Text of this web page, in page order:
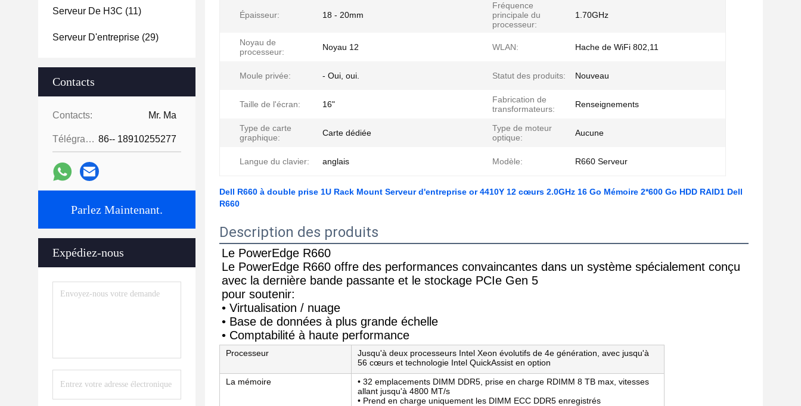
Serveur De H3C (11)
Serveur D'entreprise (29)
Contacts
Contacts: Mr. Ma
Télégramme: 86-- 18910255277
Parlez Maintenant.
Expédiez-nous
Épaisseur: 18 - 20mm
Fréquence
principale du
processeur:
1.70GHz
Noyau de
processeur:
Noyau 12 WLAN: Hache de WiFi 802,11
Moule privée: - Oui, oui. Statut des produits: Nouveau
Taille de l'écran: 16"
Fabrication de
transformateurs:
Renseignements
Type de carte
graphique:
Carte dédiée
Type de moteur
optique:
Aucune
Langue du clavier: anglais Modèle: R660 Serveur
Dell R660 à double prise 1U Rack Mount Serveur d'entreprise or 4410Y 12 cœurs 2.0GHz 16 Go Mémoire 2*600 Go HDD RAID1 Dell
R660
Description des produits
Le PowerEdge R660
Le PowerEdge R660 offre des performances convaincantes dans un système spécialement conçu
avec la dernière bande passante et le stockage PCIe Gen 5
pour soutenir:
• Virtualisation / nuage
• Base de données à plus grande échelle
• Comptabilité à haute performance
Processeur
Jusqu'à deux processeurs Intel Xeon évolutifs de 4e génération, avec jusqu'à
56 cœurs et technologie Intel QuickAssist en option
La mémoire
• 32 emplacements DIMM DDR5, prise en charge RDIMM 8 TB max, vitesses
allant jusqu'à 4800 MT/s
• Prend en charge uniquement les DIMM ECC DDR5 enregistrés